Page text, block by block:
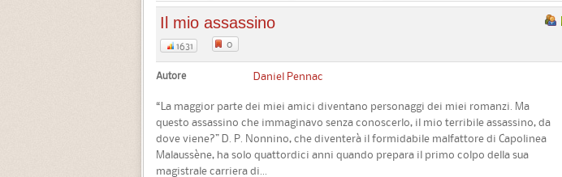
Il mio assassino
1631 0
Autore Daniel Pennac
“La maggior parte dei miei amici diventano personaggi dei miei romanzi. Ma
questo assassino che immaginavo senza conoscerlo, il mio terribile assassino, da
dove viene?” D. P. Nonnino, che diventerà il formidabile malfattore di Capolinea
Malaussène, ha solo quattordici anni quando prepara il primo colpo della sua
magistrale carriera di...